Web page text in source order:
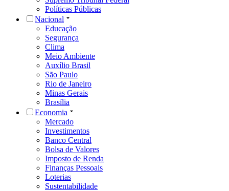
Políticas Públicas
Nacional
Educação
Segurança
Clima
Meio Ambiente
Auxílio Brasil
São Paulo
Rio de Janeiro
Minas Gerais
Brasília
Economia
Mercado
Investimentos
Banco Central
Bolsa de Valores
Imposto de Renda
Finanças Pessoais
Loterias
Sustentabilidade